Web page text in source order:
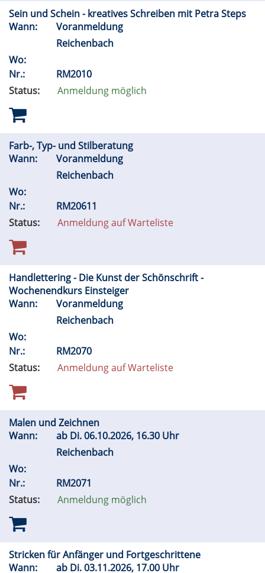
Sein und Schein - kreatives Schreiben mit Petra Steps
Wann:
Voranmeldung
Reichenbach
Wo:
Nr.:
RM2010
Status:
Anmeldung möglich
Farb-, Typ- und Stilberatung
Wann:
Voranmeldung
Reichenbach
Wo:
Nr.:
RM20611
Status:
Anmeldung auf Warteliste
Handlettering - Die Kunst der Schönschrift -
Wochenendkurs Einsteiger
Wann:
Voranmeldung
Reichenbach
Wo:
Nr.:
RM2070
Status:
Anmeldung auf Warteliste
Malen und Zeichnen
Wann:
ab Di.06.10.2026, 16.30 Uhr
Reichenbach
Wo:
Nr.:
RM2071
Status:
Anmeldung möglich
Stricken für Anfänger und Fortgeschrittene
Wann:
ab Di.03.11.2026, 17.00 Uhr